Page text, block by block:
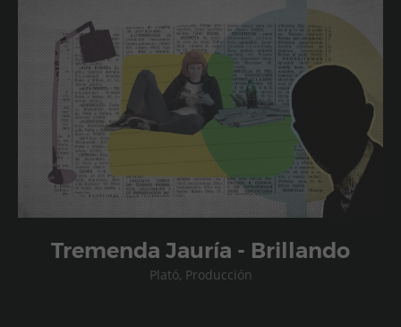
Tremenda Jauría - Brillando
Plató, Producción